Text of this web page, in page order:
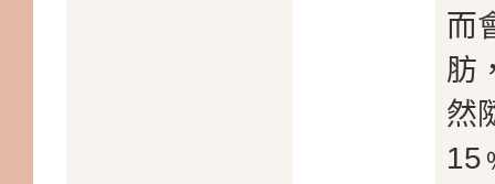
而
肪
然